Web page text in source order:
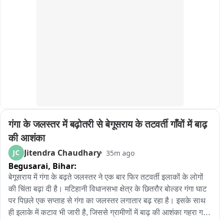
शिकायतकर्ता आज बोकारो पुलिस से मिलकर अपनी खुशी जताते हुए इस
त्वरित कार्रवाई के लिए पुलिस अधीक्षक महोदय व साईबर पुलिस, बोकारो की
सराहना की है।
बोकारो के मुख्यालय DSP पवन कुमार ने कहा कि पुलिस सभी नागरिकों से
अपील करती है कि साईबर अपराध की सूचना अविलंब साईबर थाना अथवा
डॉयल 1930 पर दें।
गंगा के जलस्तर में बढ़ोतरी से बेगूसराय के तटवर्ती गाँवों में बाढ़
की आशंका
JC Jitendra Chaudhary 35m ago
Begusarai, Bihar:
बेगूसराय में गंगा के बढ़ते जलस्तर ने एक बार फिर तटवर्ती इलाकों के लोगों
की चिंता बढ़ा दी है। मटिहानी विधानसभा क्षेत्र के छितरौर बोल्डर गंगा घाट
पर पिछले एक सप्ताह से गंगा का जलस्तर लगातार बढ़ रहा है। इसके साथ
ही इलाके में कटाव भी जारी है, जिससे ग्रामीणों में बाढ़ की आशंका गहरा गई